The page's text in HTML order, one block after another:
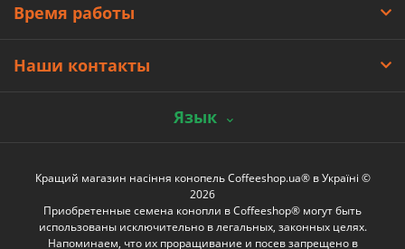
Время работы
Наши контакты
Язык
Кращий магазин насіння конопель Coffeeshop.ua® в Україні ©
2026
Приобретенные семена конопли в Coffeeshop® могут быть
использованы исключительно в легальных, законных целях.
Напоминаем, что их проращивание и посев запрещено в